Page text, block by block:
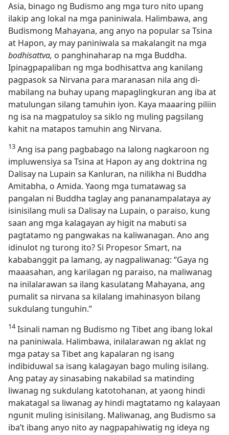
Asia, binago ng Budismo ang mga turo nito upang
ilakip ang lokal na mga paniniwala. Halimbawa, ang
Budismong Mahayana, ang anyo na popular sa Tsina
at Hapon, ay may paniniwala sa makalangit na mga
bodhisattva, o panghinaharap na mga Buddha.
Ipinagpapaliban ng mga bodhisattva ang kanilang
pagpasok sa Nirvana para maranasan nila ang di-
mabilang na buhay upang mapaglingkuran ang iba at
matulungan silang tamuhin iyon. Kaya maaaring piliin
ng isa na magpatuloy sa siklo ng muling pagsilang
kahit na matapos tamuhin ang Nirvana.
13 Ang isa pang pagbabago na lalong nagkaroon ng
impluwensiya sa Tsina at Hapon ay ang doktrina ng
Dalisay na Lupain sa Kanluran, na nilikha ni Buddha
Amitabha, o Amida. Yaong mga tumatawag sa
pangalan ni Buddha taglay ang pananampalataya ay
isinisilang muli sa Dalisay na Lupain, o paraiso, kung
saan ang mga kalagayan ay higit na mabuti sa
pagtatamo ng pangwakas na kaliwanagan. Ano ang
idinulot ng turong ito? Si Propesor Smart, na
kababanggit pa lamang, ay nagpaliwanag: “Gaya ng
maaasahan, ang karilagan ng paraiso, na maliwanag
na inilalarawan sa ilang kasulatang Mahayana, ang
pumalit sa nirvana sa kilalang imahinasyon bilang
sukdulang tunguhin.”
14Isinali naman ng Budismo ng Tibet ang ibang lokal
na paniniwala. Halimbawa, inilalarawan ng aklat ng
mga patay sa Tibet ang kapalaran ng isang
indibiduwal sa isang kalagayan bago muling isilang.
Ang patay ay sinasabing nakabilad sa matinding
liwanag ng sukdulang katotohanan, at yaong hindi
makatagal sa liwanag ay hindi magtatamo ng kalayaan
ngunit muling isinisilang. Maliwanag, ang Budismo sa
iba’t ibang anyo nito ay nagpapahiwatig ng ideya ng